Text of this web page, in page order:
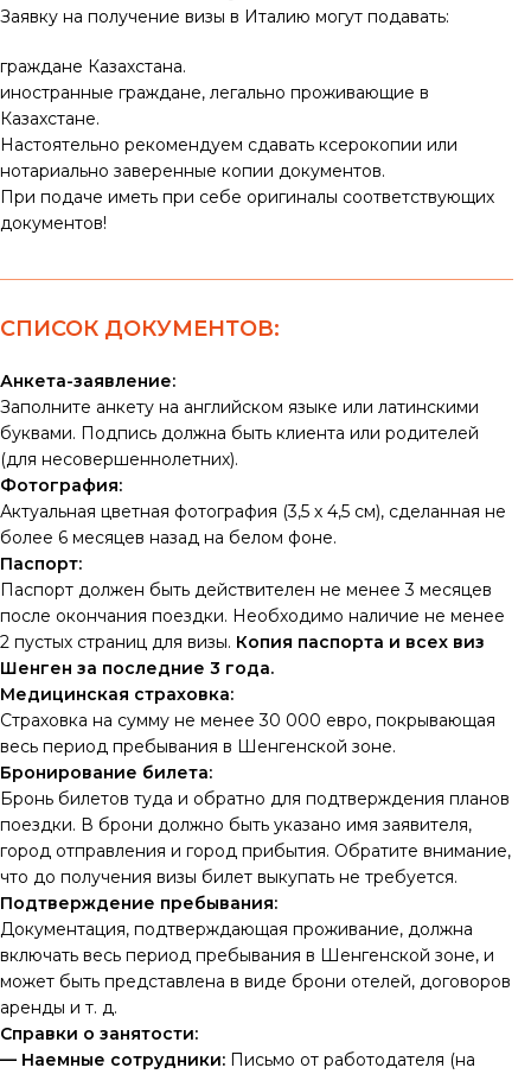
Заявку на получение визы в Италию могут подавать:
граждане Казахстана.
иностранные граждане, легально проживающие в
Казахстане.
Настоятельно рекомендуем сдавать ксерокопии или
нотариально заверенные копии документов.
При подаче иметь при себе оригиналы соответствующих
документов!
СПИСОК ДОКУМЕНТОВ:
Анкета-заявление:
Заполните анкету на английском языке или латинскими
буквами. Подпись должна быть клиента или родителей
(для несовершеннолетних).
Фотография:
Актуальная цветная фотография (3,5 х 4,5 см), сделанная не
более 6 месяцев назад на белом фоне.
Паспорт:
Паспорт должен быть действителен не менее 3 месяцев
после окончания поездки. Необходимо наличие не менее
2 пустых страниц для визы. Копия паспорта и всех виз
Шенген за последние 3 года.
Медицинская страховка:
Страховка на сумму не менее 30 000 евро, покрывающая
весь период пребывания в Шенгенской зоне.
Бронирование билета:
Бронь билетов туда и обратно для подтверждения планов
поездки. В брони должно быть указано имя заявителя,
город отправления и город прибытия. Обратите внимание,
что до получения визы билет выкупать не требуется.
Подтверждение пребывания:
Документация, подтверждающая проживание, должна
включать весь период пребывания в Шенгенской зоне, и
может быть представлена в виде брони отелей, договоров
аренды и т. д.
Справки о занятости:
— Наемные сотрудники: Письмо от работодателя (на